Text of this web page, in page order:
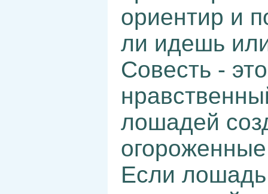
ориентир и
ли идешь
Совесть -
лошадей
Если лошадь